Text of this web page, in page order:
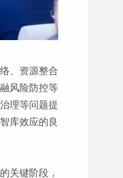
、资源整合
风险防控等
理等问题提
库效应的良
关键阶段，